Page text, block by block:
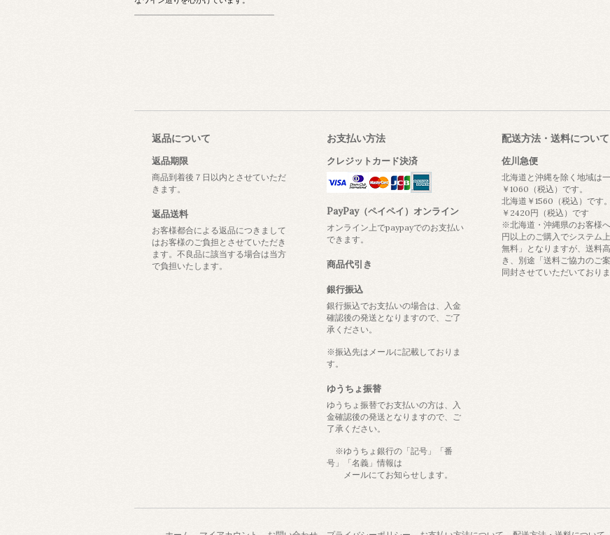
返品について
返品期限
商品到着後７日以内とさせていただ
きます。
返品送料
お客様都合による返品につきまして
はお客様のご負担とさせていただき
ます。不良品に該当する場合は当方
で負担いたします。
お支払い方法
クレジットカード決済
PayPay（ペイペイ）オンライン
オンライン上でpaypayでのお支払い
できます。
商品代引き
銀行振込
銀行振込でお支払いの場合は、入金
確認後の発送となりますので、ご了
承ください。
※振込先はメールに記載しておりま
す。
ゆうちょ振替
ゆうちょ振替でお支払いの方は、入
金確認後の発送となりますので、ご
了承ください。
※ゆうちょ銀行の「記号」「番
号」「名義」情報は
メールにてお知らせします。
配送方法・送料について
佐川急便
北海道と沖縄を除く地域は
￥1060（税込）です。
北海道￥1560（税込）です
￥2420円（税込）です
※北海道・沖縄県のお客様
円以上のご購入でシステム
無料」となりますが、送料
き、別途「送料ご協力のご
同封させていただいておりま